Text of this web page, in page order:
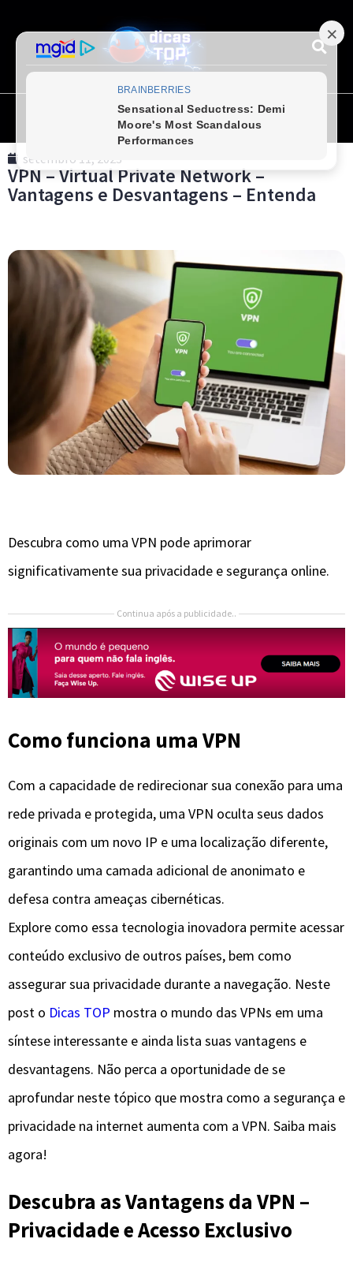
setembro 11, 2023
VPN – Virtual Private Network –
Vantagens e Desvantagens – Entenda
Descubra como uma VPN pode aprimorar
significativamente sua privacidade e segurança online.
Continua após a publicidade..
Como funciona uma VPN
Com a capacidade de redirecionar sua conexão para uma
rede privada e protegida, uma VPN oculta seus dados
originais com um novo IP e uma localização diferente,
garantindo uma camada adicional de anonimato e
defesa contra ameaças cibernéticas.
Explore como essa tecnologia inovadora permite acessar
conteúdo exclusivo de outros países, bem como
assegurar sua privacidade durante a navegação. Neste
post o Dicas TOP mostra o mundo das VPNs em uma
síntese interessante e ainda lista suas vantagens e
desvantagens. Não perca a oportunidade de se
aprofundar neste tópico que mostra como a segurança e
privacidade na internet aumenta com a VPN. Saiba mais
agora!
Descubra as Vantagens da VPN –
Privacidade e Acesso Exclusivo